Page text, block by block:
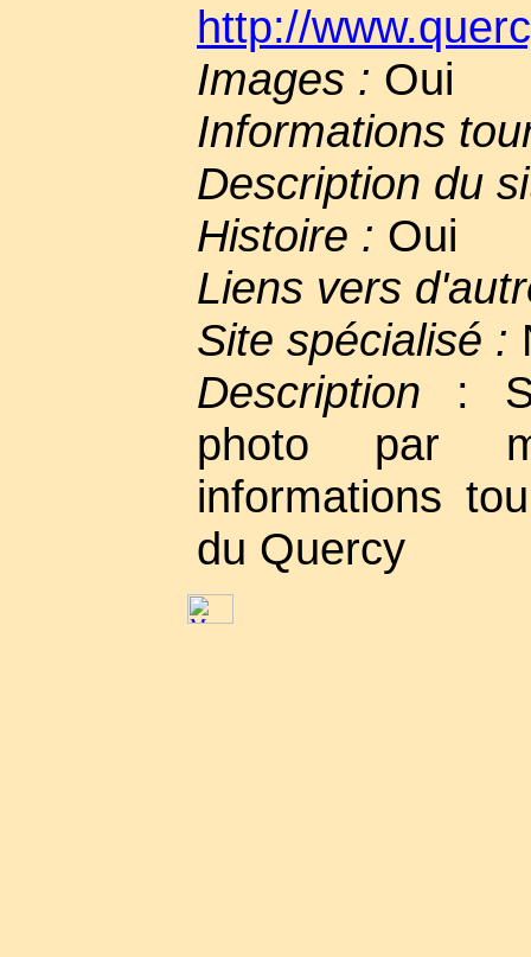
http://
Images : Oui
Informations
Description du
Histoire : Oui
Liens vers
Site spécialisé :
Description :
photo par
informations
du Quercy